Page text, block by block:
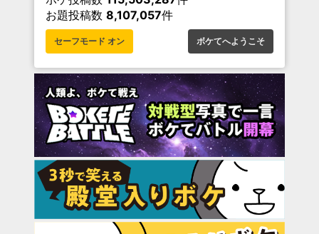
お題投稿数 8,107,057件
セーフモード オン ボケてへようこそ